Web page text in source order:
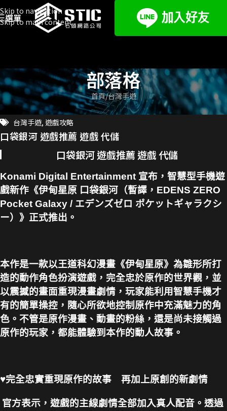
Skip to navigation
Skip to main content
選單
部落格
首頁 台灣手遊
台灣手遊, 遊戲攻略
口袋銀河 遊戲推薦 遊戲 代儲
口袋銀河 遊戲推薦 遊戲 代儲
Konami Digital Entertainment 宣布，智慧型手機遊
戲新作《伊甸星原 口袋銀河（暫譯，EDENS ZERO
Pocket Galaxy / エデンズゼロ ポケットギャラクシ
ー）》正式推出。
本作是一款以王道科幻漫畫《伊甸星原》為雛形所打
造的動作角色扮演遊戲，完全忠於原作的世界觀，並
以震撼的畫面重現漫畫劇情，玩家能利用智慧手機才
有的簡單操控，隨心所欲地控制原作中充滿魅力的角
色。不管是原作漫畫、動畫的粉絲，還是尚未接觸過
原作的玩家，都能體驗到本作的動人故事。
♥完全忠實重現原作的故事 再加上原創的新劇情
官方表示，遊戲的主線劇情全部加入真人配音。透過